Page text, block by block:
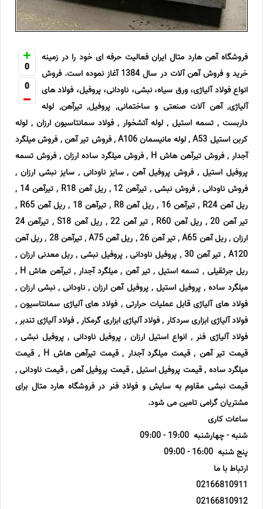
0
0
فروشگاه آهن هارد متال ایران فعالیت حرفه ای خود را در زمینه
خرید و فروش آهن آلات در سال 1384 آغاز نموده است. فروش
انواع فولاد آلیاژی، ورق سیاه، نبشی، ناودانی، پروفیل، فولاد های
آلیاژی, آهن آلات صنعتی و ساختمانی, پروفیل, تیرآهن, لوله
داربست , تسمه استیل , لوله آتشخوار , فولاد سمانتاسیون ارزان , لوله
کربن استیل A53 , لوله مانیسمان A106 , فروش تیر آهن , فروش میلگرد
آجدار , فروش تیرآهن هاش H , فروش میلگرد ساده ارزان , فروش تسمه
پروفیل استیل , فروش پروفیل آهن , سایز ناودانی , سایز نبشی ارزان ,
فروش ناودانی , فروش نبشی , تیرآهن 12 , ریل آهن R18 , تیرآهن 14 ,
ریل آهن R24 , تیرآهن 16 , ریل آهن R8 , تیرآهن 18 , ریل آهن R65 ,
تیر آهن 20 , ریل آهن R60 , تیر آهن 22 , ریل آهن S18 , تیرآهن 24
ارزان , ریل آهن A65 , تیر آهن 26 , ریل آهن A75 , تیرآهن 28 , ریل آهن
A120 , تیر آهن 30 , پروفیل ناودانی , پروفیل نبشی , ریل معدنی ارزان ,
ریل جرثقیلی , تسمه استیل , تیر آهن , میلگرد آجدار , تیرآهن هاش H ,
میلگرد ساده , پروفیل استیل , پروفیل آهن ارزان , ناودانی , نبشی ارزان ,
فولاد های آلیاژی قابل عملیات حرارتی , فولاد های آلیاژی سمانتاسیون ,
فولاد آلیاژی ابزاری سردکار , فولاد آلیاژی ابزاری گرمکار , فولاد آلیاژی تندبر ,
فولاد آلیاژی فنر , انواع استیل ارزان , پروفیل ناودانی , پروفیل نبشی ,
قیمت تیر آهن , قیمت میلگرد آجدار , قیمت تیرآهن هاش H , قیمت
میلگرد ساده , قیمت پروفیل استیل , قیمت پروفیل آهن , قیمت ناودانی ,
قیمت نبشی مقاوم به سایش و فولاد فنر در فروشگاه هارد متال برای
مشتریان گرامی تامین می شود.
ساعات کاری
شنبه - چهارشنبه 19:00 - 09:00
پنج شنبه 16:00 - 09:00
ارتباط با ما
02166810911
02166810912